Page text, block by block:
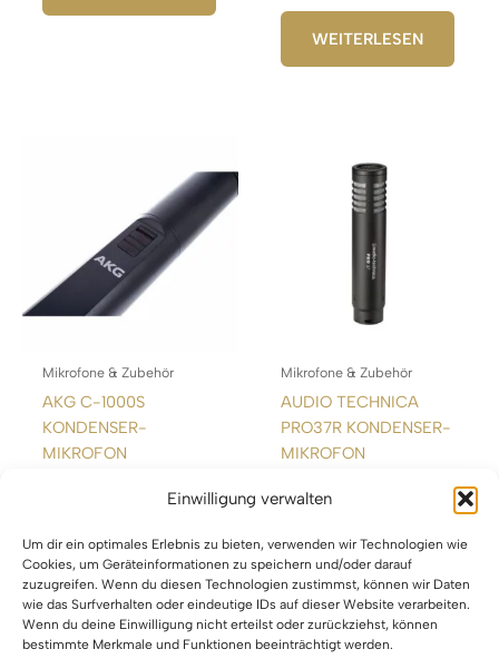
Einwilligung verwalten
Um dir ein optimales Erlebnis zu bieten, verwenden wir Technologien wie
Cookies, um Geräteinformationen zu speichern und/oder darauf
zuzugreifen. Wenn du diesen Technologien zustimmst, können wir Daten
wie das Surfverhalten oder eindeutige IDs auf dieser Website verarbeiten.
Wenn du deine Einwilligung nicht erteilst oder zurückziehst, können
bestimmte Merkmale und Funktionen beeinträchtigt werden.
WEITERLESEN
Mikrofone & Zubehör
AKG C-1000S
KONDENSER-
MIKROFON
WEITERLESEN
Mikrofone & Zubehör
AUDIO TECHNICA
PRO37R KONDENSER-
MIKROFON
WEITERLESEN